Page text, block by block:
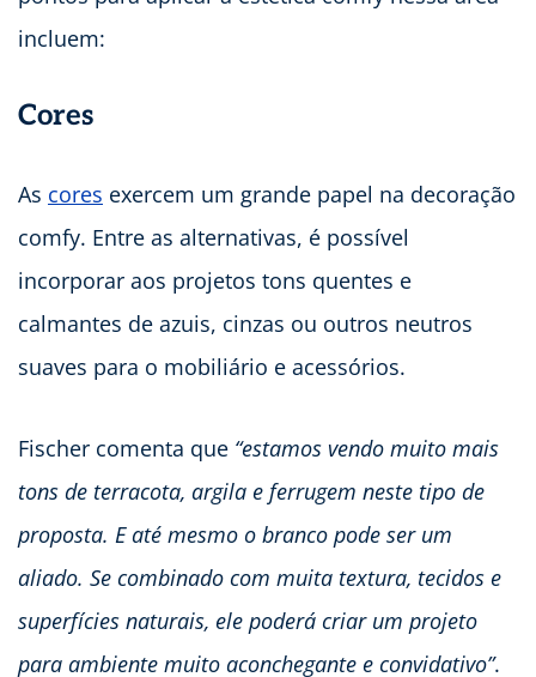
incluem:
Cores
As cores exercem um grande papel na decoração
comfy. Entre as alternativas, é possível
incorporar aos projetos tons quentes e
calmantes de azuis, cinzas ou outros neutros
suaves para o mobiliário e acessórios.
Fischer comenta que “estamos vendo muito mais
tons de terracota, argila e ferrugem neste tipo de
proposta. E até mesmo o branco pode ser um
aliado. Se combinado com muita textura, tecidos e
superfícies naturais, ele poderá criar um projeto
para ambiente muito aconchegante e convidativo”.